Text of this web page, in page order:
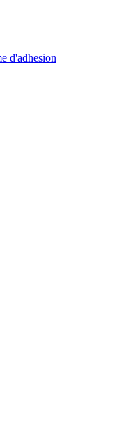
d'adhesion